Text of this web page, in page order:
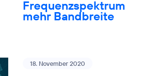
Frequenzspektrum
mehr Bandbreite
18. November 2020